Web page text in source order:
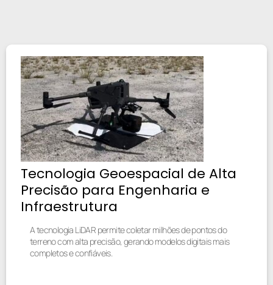
Tecnologia Geoespacial de Alta
Precisão para Engenharia e
Infraestrutura
A tecnologia LiDAR permite coletar milhões de pontos do
terreno com alta precisão, gerando modelos digitais mais
completos e confiáveis.